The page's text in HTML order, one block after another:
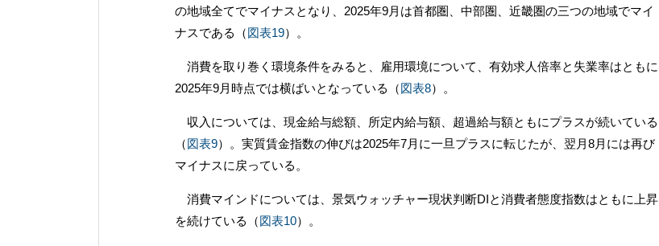
の地域全てでマイナスとなり、2025年9月は首都圏、中部圏、近畿圏の三つの地域でマイ
ナスである（図表19）。
消費を取り巻く環境条件をみると、雇用環境について、有効求人倍率と失業率はともに
2025年9月時点では横ばいとなっている（図表8）。
収入については、現金給与総額、所定内給与額、超過給与額ともにプラスが続いている
（図表9）。実質賃金指数の伸びは2025年7月に一旦プラスに転じたが、翌月8月には再び
マイナスに戻っている。
消費マインドについては、景気ウォッチャー現状判断DIと消費者態度指数はともに上昇
を続けている（図表10）。